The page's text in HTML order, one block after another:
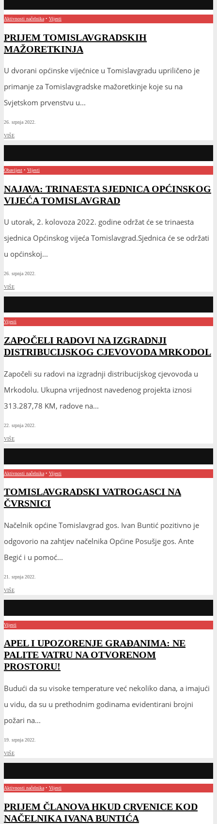
Aktivnosti načelnika • Vijesti
PRIJEM TOMISLAVGRADSKIH
MAŽORETKINJA
U dvorani općinske vijećnice u Tomislavgradu upriličeno je
primanje za Tomislavgradske mažoretkinje koje su na
Svjetskom prvenstvu u...
26. srpnja 2022.
VIŠE
Obavijest • Vijesti
NAJAVA: TRINAESTA SJEDNICA OPĆINSKOG
VIJEĆA TOMISLAVGRAD
U utorak, 2. kolovoza 2022. godine održat će se trinaesta
sjednica Općinskog vijeća Tomislavgrad.Sjednica će se održati
u općinskoj...
26. srpnja 2022.
VIŠE
Vijesti
ZAPOČELI RADOVI NA IZGRADNJI
DISTRIBUCIJSKOG CJEVOVODA MRKODOL
Započeli su radovi na izgradnji distribucijskog cjevovoda u
Mrkodolu. Ukupna vrijednost navedenog projekta iznosi
313.287,78 KM, radove na...
22. srpnja 2022.
VIŠE
Aktivnosti načelnika • Vijesti
TOMISLAVGRADSKI VATROGASCI NA
ČVRSNICI
Načelnik općine Tomislavgrad gos. Ivan Buntić pozitivno je
odgovorio na zahtjev načelnika Općine Posušje gos. Ante
Begić i u pomoć...
21. srpnja 2022.
VIŠE
Vijesti
APEL I UPOZORENJE GRAĐANIMA: NE
PALITE VATRU NA OTVORENOM
PROSTORU!
Budući da su visoke temperature već nekoliko dana, a imajući
u vidu, da su u prethodnim godinama evidentirani brojni
požari na...
19. srpnja 2022.
VIŠE
Aktivnosti načelnika • Vijesti
PRIJEM ČLANOVA HKUD CRVENICE KOD
NAČELNIKA IVANA BUNTIĆA